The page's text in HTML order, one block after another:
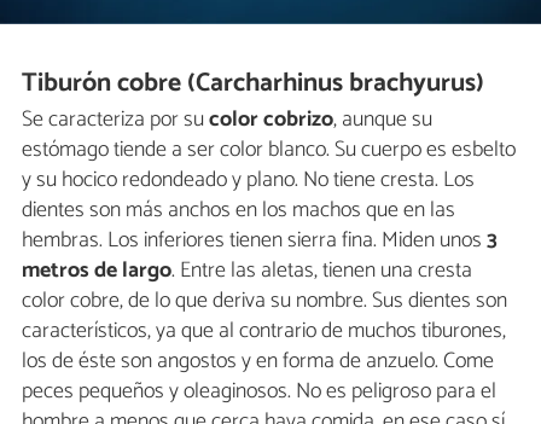
Tiburón cobre (Carcharhinus brachyurus)
Se caracteriza por sucolor cobrizo, aunque su
estómago tiende a ser color blanco. Su cuerpo es esbelto
y su hocico redondeado y plano. No tiene cresta. Los
dientes son más anchos en los machos que en las
hembras. Los inferiores tienen sierra fina. Miden unos3
metros de largo. Entre las aletas, tienen una cresta
color cobre, de lo que deriva su nombre. Sus dientes son
característicos, ya que al contrario de muchos tiburones,
los de éste son angostos y en forma de anzuelo. Come
peces pequeños y oleaginosos. No es peligroso para el